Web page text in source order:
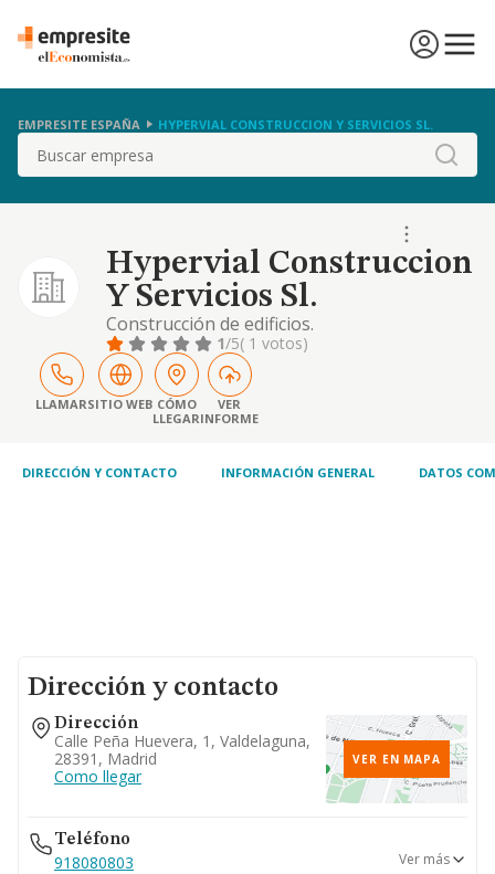
EMPRESITE ESPAÑA HYPERVIAL CONSTRUCCION Y SERVICIOS SL.
Buscar
Hypervial Construccion
Y Servicios Sl.
Construcción de edificios.
1/5( 1 votos)
LLAMARSITIO WEB CÓMO
LLEGAR
VER
INFORME
DIRECCIÓN Y CONTACTO INFORMACIÓN GENERAL DATOS
Dirección y contacto
Dirección
Calle Peña Huevera, 1, Valdelaguna,
28391, Madrid
Como llegar
VER EN MAPA
Teléfono
918080803 Ver más